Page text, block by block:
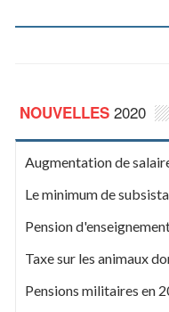
NOUVELLES2020
Augmentation de
Le minimum de
Pension
Taxe sur les animaux
Pensions militaires en